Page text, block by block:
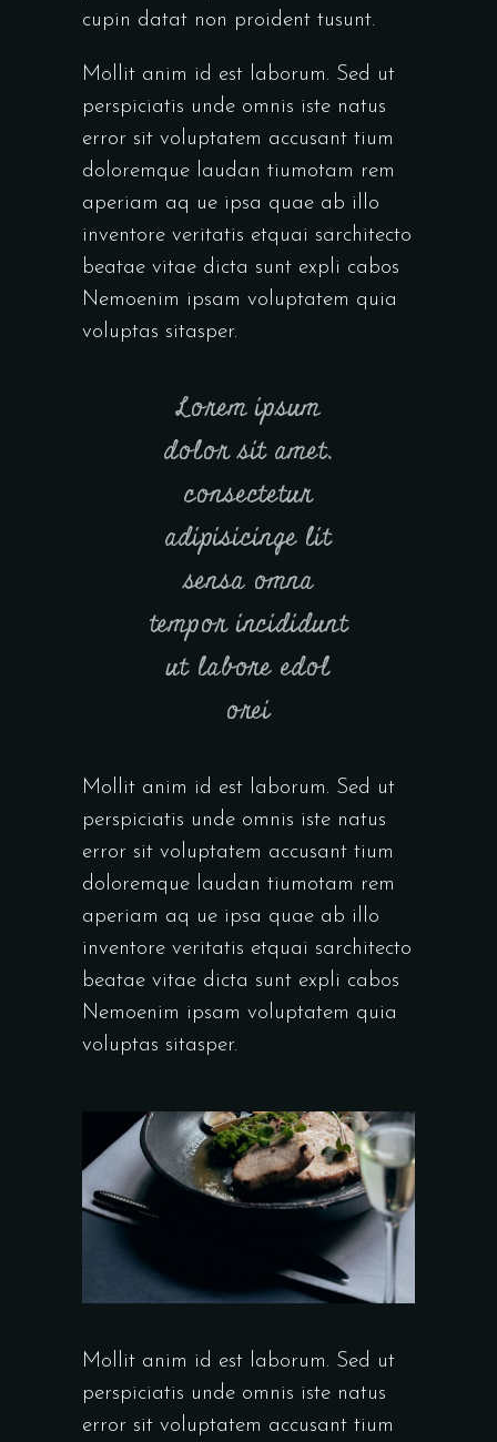
cupin datat non proident tusunt.
Mollit anim id est laborum. Sed ut
perspiciatis unde omnis iste natus
error sit voluptatem accusant tium
doloremque laudan tiumotam rem
aperiam aq ue ipsa quae ab illo
inventore veritatis etquai sarchitecto
beatae vitae dicta sunt expli cabos
Nemoenim ipsam voluptatem quia
voluptas sitasper.
Lorem ipsum
dolor sit amet,
consectetur
adipisicinge lit
sensa omna
tempor incididunt
ut labore edol
orei
Mollit anim id est laborum. Sed ut
perspiciatis unde omnis iste natus
error sit voluptatem accusant tium
doloremque laudan tiumotam rem
aperiam aq ue ipsa quae ab illo
inventore veritatis etquai sarchitecto
beatae vitae dicta sunt expli cabos
Nemoenim ipsam voluptatem quia
voluptas sitasper.
Mollit anim id est laborum. Sed ut
perspiciatis unde omnis iste natus
error sit voluptatem accusant tium